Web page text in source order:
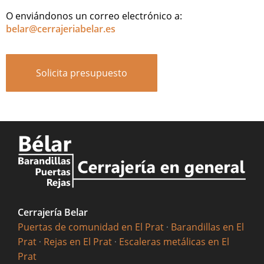
O enviándonos un correo electrónico a:
belar@cerrajeriabelar.es
Solicita presupuesto
Cerrajería Belar
Puertas de comunidad en El Prat · Barandillas en El
Prat · Rejas en El Prat · Escaleras metálicas en El
Prat